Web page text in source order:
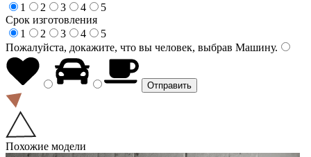
1
2 3 4
5
Срок изготовления
1
2 3 4
5
Пожалуйста, докажите, что вы человек, выбрав Машину.
Похожие модели